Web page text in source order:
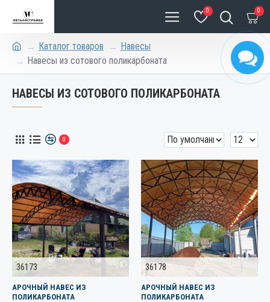
0 0
Каталог товаров
Навесы
Навесы из сотового поликарбоната
НАВЕСЫ ИЗ СОТОВОГО ПОЛИКАРБОНАТА
0
36173
АРОЧНЫЙ НАВЕС ИЗ
ПОЛИКАРБОНАТА
36178
АРОЧНЫЙ НАВЕС ИЗ
ПОЛИКАРБОНАТА